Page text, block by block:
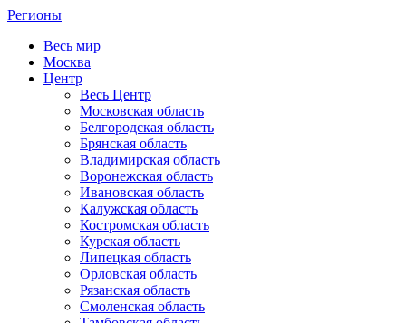
Регионы
Весь мир
Москва
Центр
Весь Центр
Московская область
Белгородская область
Брянская область
Владимирская область
Воронежская область
Ивановская область
Калужская область
Костромская область
Курская область
Липецкая область
Орловская область
Рязанская область
Смоленская область